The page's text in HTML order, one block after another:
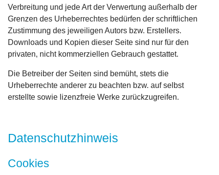
Verbreitung und jede Art der Verwertung außerhalb der
Grenzen des Urheberrechtes bedürfen der schriftlichen
Zustimmung des jeweiligen Autors bzw. Erstellers.
Downloads und Kopien dieser Seite sind nur für den
privaten, nicht kommerziellen Gebrauch gestattet.
Die Betreiber der Seiten sind bemüht, stets die
Urheberrechte anderer zu beachten bzw. auf selbst
erstellte sowie lizenzfreie Werke zurückzugreifen.
Datenschutzhinweis
Cookies